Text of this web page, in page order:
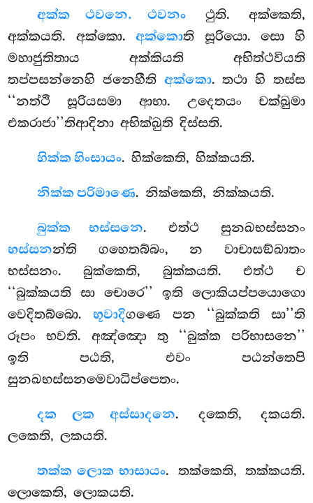
අක්ක ථවනෙ. ථවනං ථුති. අක්කෙති,
අක්කයති. අක්කො.අක්කොති සූරියො. සො හි
මහාජුතිතාය අක්කියති අභිත්ථවියති
තප්පසන්නෙහි ජනෙහීති අක්කො. තථා හි තස්ස
‘‘නත්ථි සූරියසමා ආභා. උදෙතයං චක්ඛුමා
එකරාජා’’තිආදිනා අභික්ඛුති දිස්සති.
හික්ක හිංසායං. හික්කෙති, හික්කයති.
නික්ක පරිමාණෙ. නික්කෙති, නික්කයති.
බුක්ක භස්සනෙ. එත්ථ සුනඛභස්සනං
භස්සනන්ති ගහෙතබ්බං, න වාචාසඞ්ඛාතං
භස්සනං. බුක්කෙති, බුක්කයති. එත්ථ ච
‘‘බුක්කයති සා චොරෙ’’ ඉති ලොකියප්පයොගො
වෙදිතබ්බො.භූවාදිගණෙ පන ‘‘බුක්කති සා’’ති
රූපං භවති. අඤ්ඤො තු ‘‘බුක්ක පරිභාසනෙ’’
ඉති පඨති, එවං පඨන්තෙපි
සුනඛභස්සනමෙවාධිප්පෙතං.
දක ලක අස්සාදනෙ. දකෙති, දකයති.
ලකෙති, ලකයති.
තක්ක ලොක භාසායං. තක්කෙති, තක්කයති.
ලොකෙති, ලොකයති.